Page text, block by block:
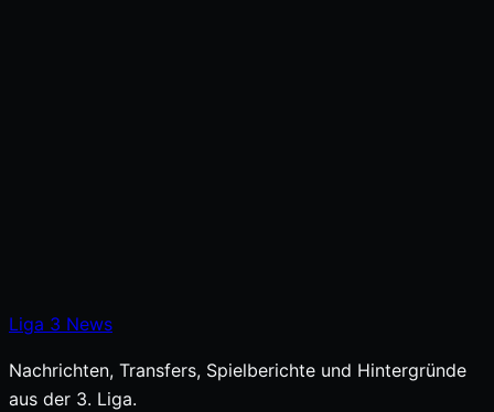
Liga 3 News
Nachrichten, Transfers, Spielberichte und Hintergründe
aus der 3. Liga.